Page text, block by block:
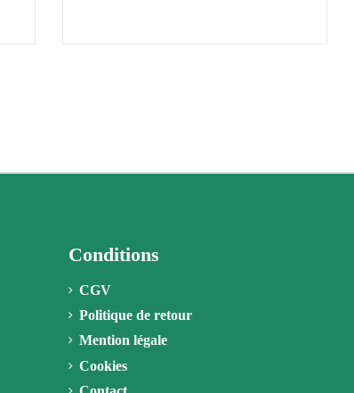
Conditions
CGV
Politique de retour
Mention légale
Cookies